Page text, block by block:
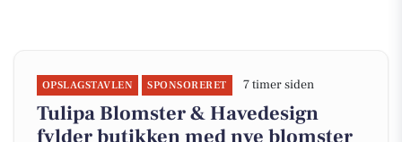
OPSLAGSTAVLEN SPONSORERET 7 timer siden
Tulipa Blomster & Havedesign
fylder butikken med nye blomster